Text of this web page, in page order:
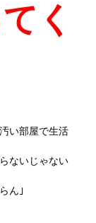
く
い部屋で生活
ないじゃない
ん｣